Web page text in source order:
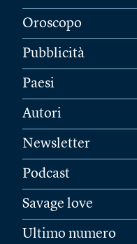
Oroscopo
Pubblicità
Paesi
Autori
Newsletter
Podcast
Savage love
Ultimo numero